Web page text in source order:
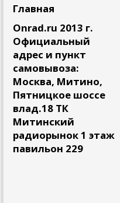
Главная
Onrad.ru 2013 г.
Официальный
адрес и пункт
самовывоза:
Москва, Митино,
Пятницкое шоссе
влад.18 ТК
Митинский
радиорынок 1 этаж
павильон 229